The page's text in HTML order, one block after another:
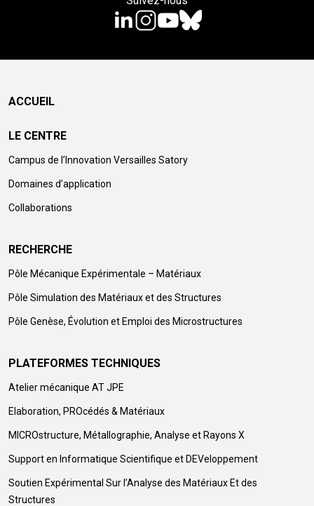
ACCUEIL
LE CENTRE
Campus de l’Innovation Versailles Satory
Domaines d’application
Collaborations
RECHERCHE
Pôle Mécanique Expérimentale – Matériaux
Pôle Simulation des Matériaux et des Structures
Pôle Genèse, Évolution et Emploi des Microstructures
PLATEFORMES TECHNIQUES
Atelier mécanique AT JPE
Elaboration, PROcédés & Matériaux
MICROstructure, Métallographie, Analyse et Rayons X
Support en Informatique Scientifique et DEVeloppement
Soutien Expérimental Sur l’Analyse des Matériaux Et des
Structures